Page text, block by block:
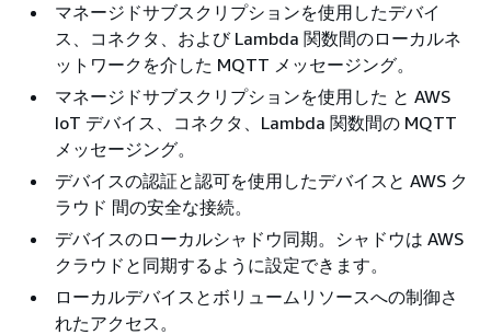
マネージドサブスクリプションを使用したデバイ
ス、コネクタ、および Lambda 関数間のローカルネ
ットワークを介した MQTT メッセージング。
マネージドサブスクリプションを使用した と AWS
IoT デバイス、コネクタ、Lambda 関数間の MQTT
メッセージング。
デバイスの認証と認可を使用したデバイスと AWS ク
ラウド 間の安全な接続。
デバイスのローカルシャドウ同期。シャドウは AWS
クラウドと同期するように設定できます。
ローカルデバイスとボリュームリソースへの制御さ
れたアクセス。